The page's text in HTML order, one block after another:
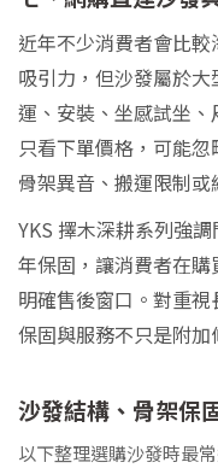
近年不少消費者會比
吸引力，但沙發屬於
運、安裝、坐感試坐
只看下單價格，可能
骨架異音、搬運限制或
YKS 擇木深耕系列強
年保固，讓消費者在
明確售後窗口。對重視
保固與服務不只是附加
沙發結構、骨架保
以下整理選購沙發時最